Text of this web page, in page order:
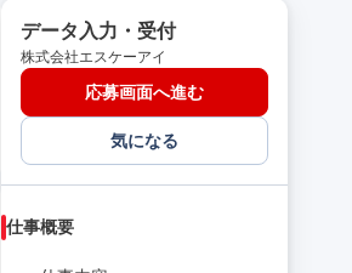
データ入力・受付
株式会社エスケーアイ
応募画面へ進む
気になる
仕事概要